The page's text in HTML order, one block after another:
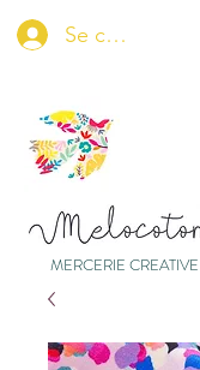
Se connecter
MERCERIE